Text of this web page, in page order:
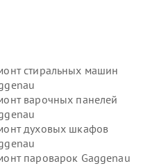
стиральных машин
варочных панелей
духовых шкафов
пароварок Gaggenau